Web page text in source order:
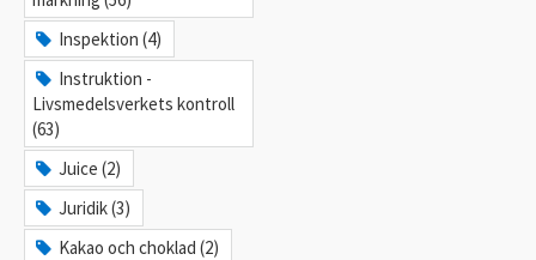
Inspektion (4)
Instruktion -
Livsmedelsverkets kontroll
(63)
Juice (2)
Juridik (3)
Kakao och choklad (2)